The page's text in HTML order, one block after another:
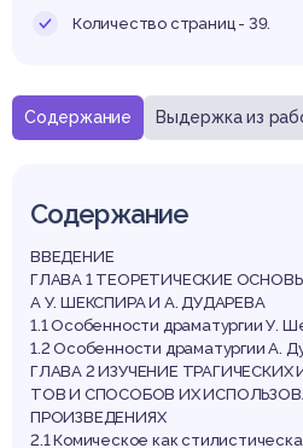
Содержание Выдержка из
Содержание
ВВЕДЕНИЕ
ГЛАВА 1 ТЕОРЕТИЧЕСКИЕ
А У. ШЕКСПИРА И А. ДУДАРЕВА
1.1 Особенности драматургии У.
1.2 Особенности драматургии А.
ГЛАВА 2 ИЗУЧЕНИЕ
ТОВ И СПОСОБОВ ИХ
ПРОИЗВЕДЕНИЯХ
2.1 Комическое как
Количество страниц - 39.